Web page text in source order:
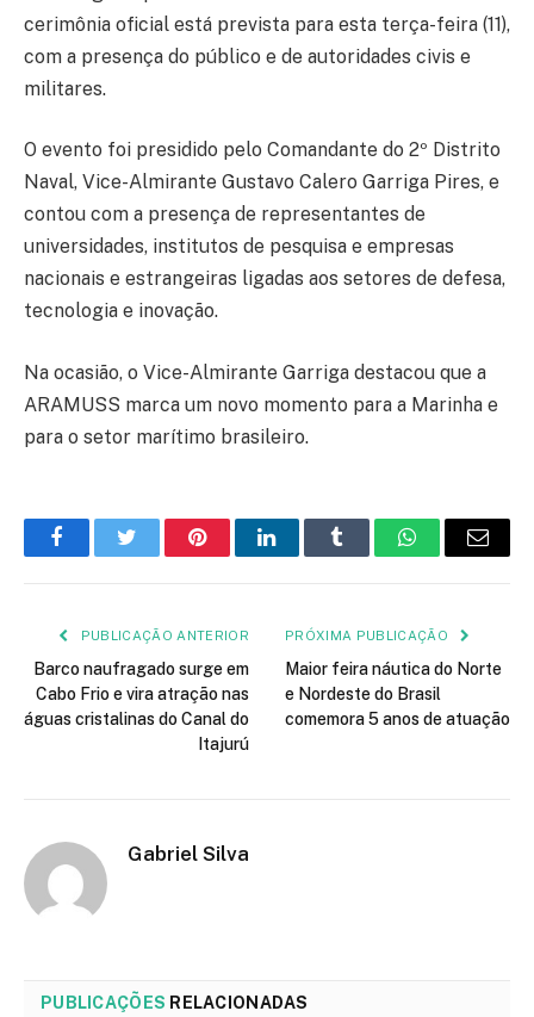
cerimônia oficial está prevista para esta terça-feira (11),
com a presença do público e de autoridades civis e
militares.
O evento foi presidido pelo Comandante do 2º Distrito
Naval, Vice-Almirante Gustavo Calero Garriga Pires, e
contou com a presença de representantes de
universidades, institutos de pesquisa e empresas
nacionais e estrangeiras ligadas aos setores de defesa,
tecnologia e inovação.
Na ocasião, o Vice-Almirante Garriga destacou que a
ARAMUSS marca um novo momento para a Marinha e
para o setor marítimo brasileiro.
FacebookTwitter PinterestLinkedInTumblr WhatsApp
E-
PUBLICAÇÃO ANTERIOR
Barco naufragado surge em
Cabo Frio e vira atração nas
águas cristalinas do Canal do
Itajurú
PRÓXIMA PUBLICAÇÃO
Maior feira náutica do Norte
e Nordeste do Brasil
comemora 5 anos de atuação
Gabriel Silva
PUBLICAÇÕES RELACIONADAS